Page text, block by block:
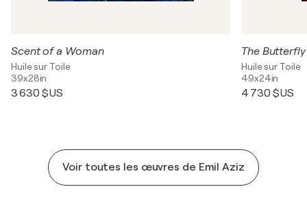
Scent of a Woman
Huile sur Toile
39x28in
3 630 $US
The
Huile sur Toile
49x24in
4 730 $US
Voir toutes les œuvres de Emil Aziz